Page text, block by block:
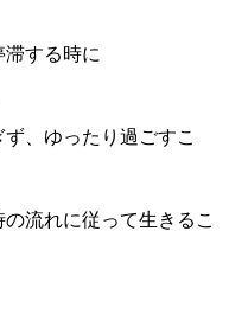
する時に
、ゆったり過ごすこ
流れに従って生きるこ